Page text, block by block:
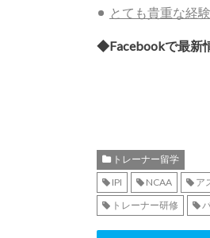
とても貴重な経
◆Facebookで最新
トレーナー留学
IPI
NCAA ア
トレーナー研修